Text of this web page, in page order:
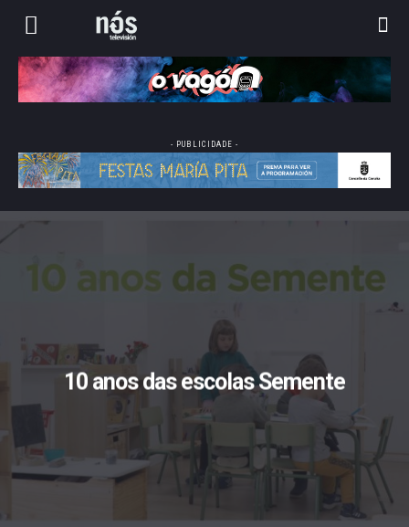
- PUBLICIDADE -
10 anos das escolas Semente